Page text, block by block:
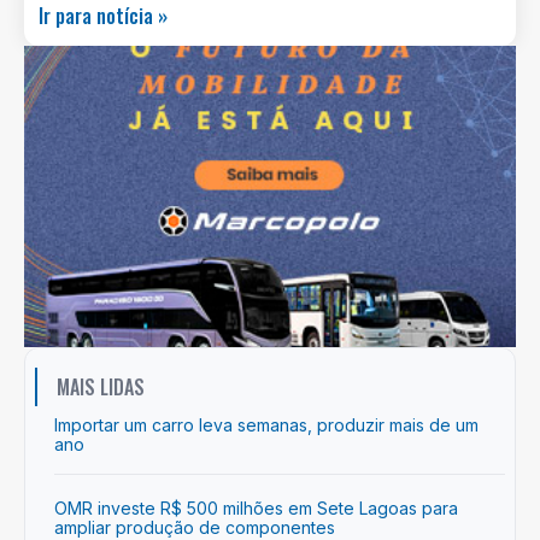
Ir para notícia »
MAIS LIDAS
Importar um carro leva semanas, produzir mais de um
ano
OMR investe R$ 500 milhões em Sete Lagoas para
ampliar produção de componentes